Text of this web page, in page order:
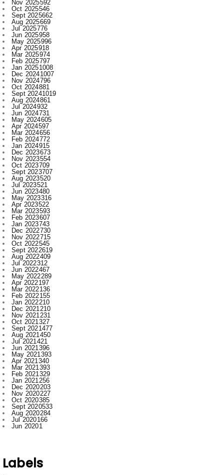
Jun 2025958
May 2025996
Apr 2025918
Mar 2025974
Feb 2025797
Jan 20251008
Dec 20241007
Nov 2024796
Oct 2024881
Sept 20241019
Aug 2024861
Jul 2024932
Jun 2024731
May 2024605
Apr 2024597
Mar 2024656
Feb 2024772
Jan 2024915
Dec 2023673
Nov 2023554
Oct 2023709
Sept 2023707
Aug 2023520
Jul 2023521
Jun 2023480
May 2023316
Apr 2023522
Mar 2023593
Feb 2023607
Jan 2023743
Dec 2022730
Nov 2022715
Oct 2022545
Sept 2022619
Aug 2022409
Jul 2022312
Jun 2022467
May 2022289
Apr 2022197
Mar 2022136
Feb 2022155
Jan 2022210
Dec 2021210
Nov 2021231
Oct 2021327
Sept 2021477
Aug 2021450
Jul 2021421
Jun 2021396
May 2021393
Apr 2021340
Mar 2021393
Feb 2021329
Jan 2021256
Dec 2020203
Nov 2020227
Oct 2020385
Sept 2020533
Aug 2020284
Jul 2020166
Jun 20201
Ambagarh
Ambagarh Chauki